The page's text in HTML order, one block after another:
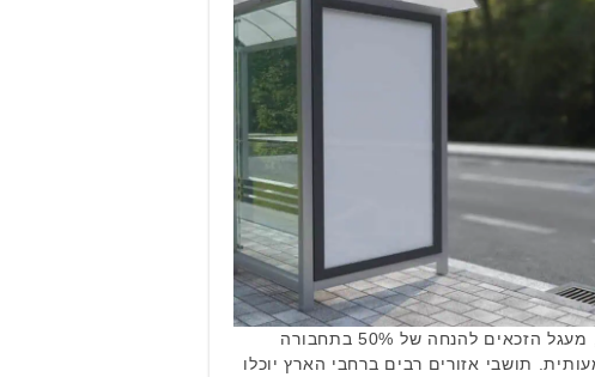
החל מיום שישי הקרוב, מעגל הזכאים להנחה של 50% בתחבורה
תושבי אזורים רבים ברחבי הארץ יוכלו